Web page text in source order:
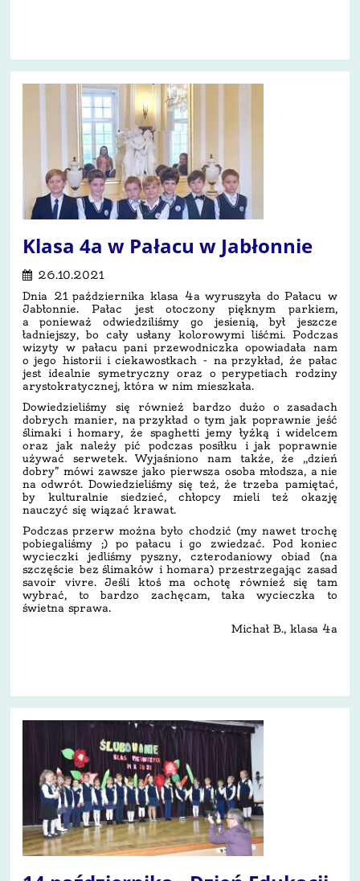
Klasa 4a w Pałacu w Jabłonnie
26.10.2021
Dnia 21 października klasa 4a wyruszyła do Pałacu w
Jabłonnie. Pałac jest otoczony pięknym parkiem,
a ponieważ odwiedziliśmy go jesienią, był jeszcze
ładniejszy, bo cały usłany kolorowymi liśćmi. Podczas
wizyty w pałacu pani przewodniczka opowiadała nam
o jego historii i ciekawostkach - na przykład, że pałac
jest idealnie symetryczny oraz o perypetiach rodziny
arystokratycznej, która w nim mieszkała.
Dowiedzieliśmy się również bardzo dużo o zasadach
dobrych manier, na przykład o tym jak poprawnie jeść
ślimaki i homary, że spaghetti jemy łyżką i widelcem
oraz jak należy pić podczas posiłku i jak poprawnie
używać serwetek. Wyjaśniono nam także, że ,,dzień
dobry” mówi zawsze jako pierwsza osoba młodsza, a nie
na odwrót. Dowiedzieliśmy się też, że trzeba pamiętać,
by kulturalnie siedzieć, chłopcy mieli też okazję
nauczyć się wiązać krawat.
Podczas przerw można było chodzić (my nawet trochę
pobiegaliśmy ;) po pałacu i go zwiedzać. Pod koniec
wycieczki jedliśmy pyszny, czterodaniowy obiad (na
szczęście bez ślimaków i homara) przestrzegając zasad
savoir vivre. Jeśli ktoś ma ochotę również się tam
wybrać, to bardzo zachęcam, taka wycieczka to
świetna sprawa.
Michał B., klasa 4a